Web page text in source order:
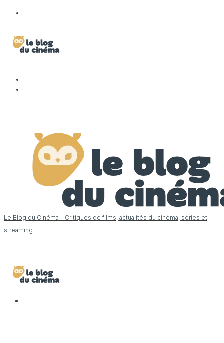
Le Blog du Cinéma – Critiques de films, actualités du cinéma, séries et
streaming